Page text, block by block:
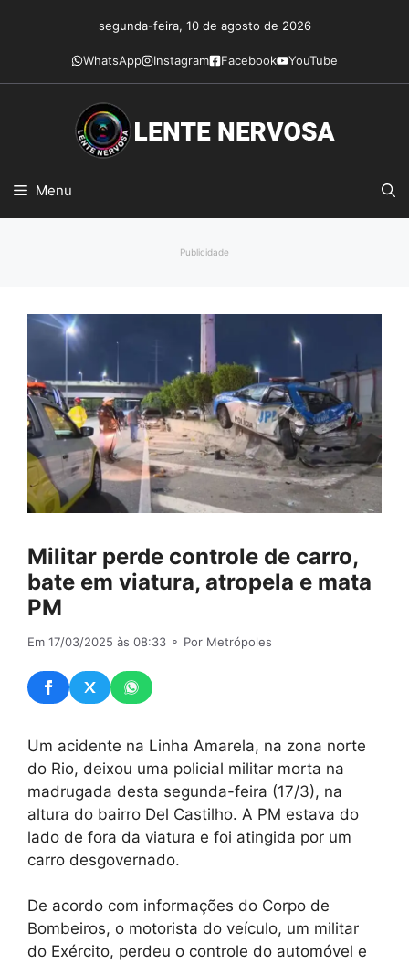
conteúdo
segunda-feira, 10 de agosto de 2026
WhatsApp Instagram Facebook YouTube
Menu
Publicidade
Militar perde controle de carro,
bate em viatura, atropela e mata
PM
Em 17/03/2025 às 08:33 ⚬ Por Metrópoles
Um acidente na Linha Amarela, na zona norte
do Rio, deixou uma policial militar morta na
madrugada desta segunda-feira (17/3), na
altura do bairro Del Castilho. A PM estava do
lado de fora da viatura e foi atingida por um
carro desgovernado.
De acordo com informações do Corpo de
Bombeiros, o motorista do veículo, um militar
do Exército, perdeu o controle do automóvel e